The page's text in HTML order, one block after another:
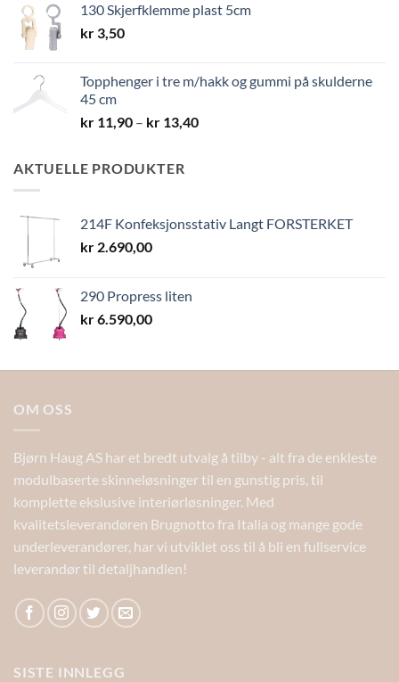
kr 19,40
130 Skjerfklemme plast 5cm
kr 3,50
Topphenger i tre m/hakk og gummi på skulderne
45 cm
kr 11,90 – kr 13,40Prisområde:
AKTUELLE PRODUKTER
214F Konfeksjonsstativ Langt FORSTERKET
kr 2.690,00
290 Propress liten
kr6.590,00
OM OSS
Bjørn Haug AS har et bredt utvalg å tilby - alt fra de enkleste
modulbaserte skinneløsninger til en gunstig pris, til
komplette ekslusive interiørløsninger. Med
kvalitetsleverandøren Brugnotto fra Italia og mange gode
underleverandører, har vi utviklet oss til å bli en fullservice
leverandør til detaljhandlen!
SISTE INNLEGG